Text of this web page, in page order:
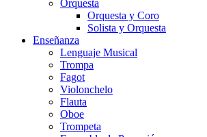
Orquesta
Orquesta y Coro
Solista y Orquesta
Enseñanza
Lenguaje Musical
Trompa
Fagot
Violonchelo
Flauta
Oboe
Trompeta